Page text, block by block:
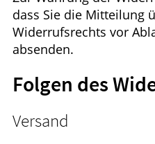
dass Sie die Mitteilung
Widerrufsrechts vor
absenden.
Folgen des
Versand